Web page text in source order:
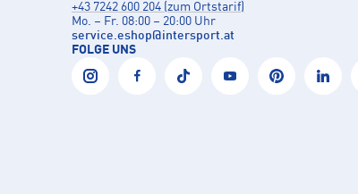
+43 7242 600 204 (zum Ortstarif)
Mo. – Fr. 08:00 – 20:00 Uhr
service.eshop@intersport.at
FOLGE UNS